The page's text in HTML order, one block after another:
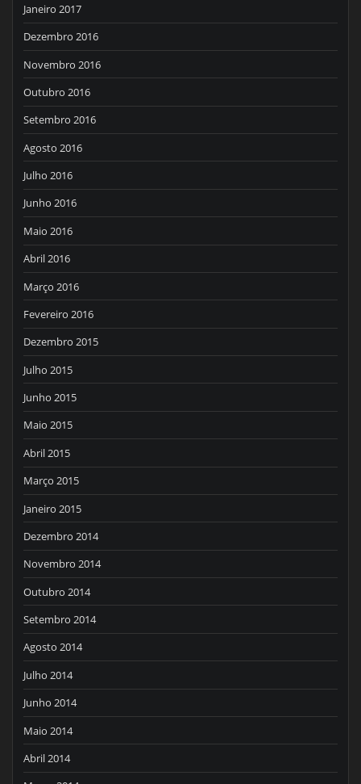
Janeiro 2017
Dezembro 2016
Novembro 2016
Outubro 2016
Setembro 2016
Agosto 2016
Julho 2016
Junho 2016
Maio 2016
Abril 2016
Março 2016
Fevereiro 2016
Dezembro 2015
Julho 2015
Junho 2015
Maio 2015
Abril 2015
Março 2015
Janeiro 2015
Dezembro 2014
Novembro 2014
Outubro 2014
Setembro 2014
Agosto 2014
Julho 2014
Junho 2014
Maio 2014
Abril 2014